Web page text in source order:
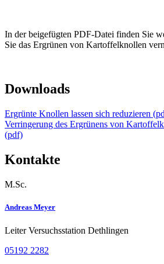
In der beigefügten PDF-Datei finden Sie
Sie das Ergrünen von Kartoffelknollen
Downloads
Ergrünte Knollen lassen sich reduzieren
Verringerung des Ergrünens von
(pdf)
Kontakte
M.Sc.
Andreas Meyer
Leiter Versuchsstation Dethlingen
05192 2282